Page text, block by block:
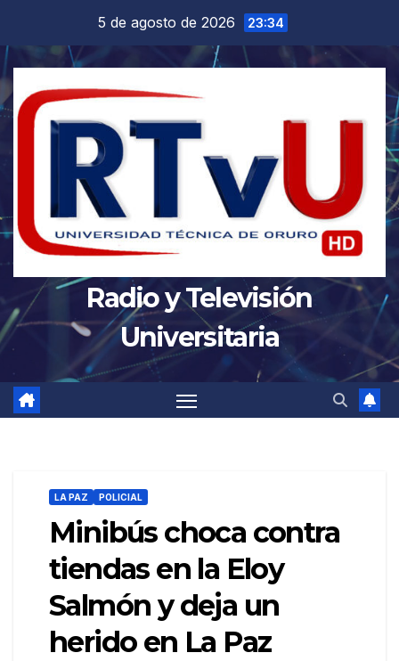
contenido
5 de agosto de 2026 23:34
Radio y Televisión
Universitaria
LA PAZ POLICIAL
Minibús choca contra
tiendas en la Eloy
Salmón y deja un
herido en La Paz